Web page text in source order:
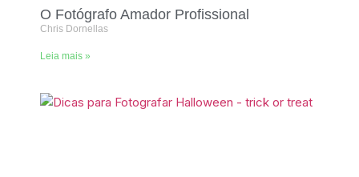
O Fotógrafo Amador Profissional
Chris Dornellas
Leia mais »